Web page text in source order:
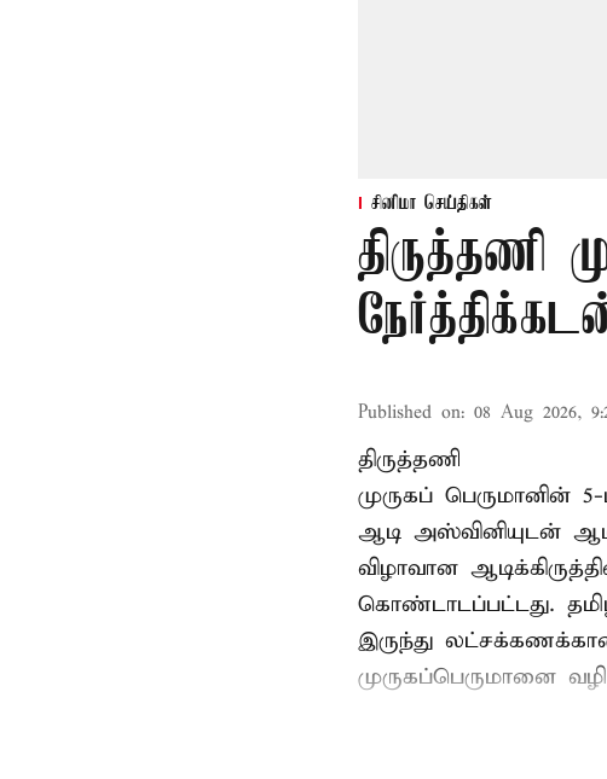
சினிமா செய்திகள்
திருத்தணி
Published on: 08 Aug 2026,
திருத்தணி
முருகப் பெருமானின்
ஆடி அஸ்வினியுடன்
விழாவான
கொண்டாடப்பட்டது.
இருந்து
முருகப்பெருமானை